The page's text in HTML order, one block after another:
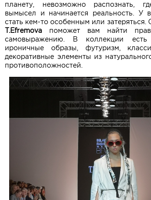
планету, невозможно распознать,
вымысел и начинается реальность. У
стать кем-то особенным или затеряться.
T.Efremova поможет вам найти
самовыражению. В коллекции есть
ироничные образы, футуризм,
декоративные элементы из
противоположностей.